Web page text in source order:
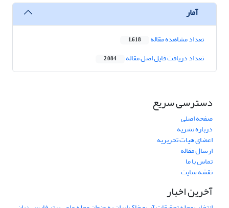
آمار
تعداد مشاهده مقاله 1,618
تعداد دریافت فایل اصل مقاله 2,084
دسترسی سریع
صفحه اصلی
درباره نشریه
اعضای هیات تحریریه
ارسال مقاله
تماس با ما
نقشه سایت
آخرین اخبار